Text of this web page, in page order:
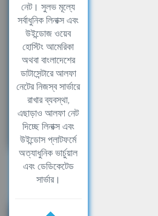
নেট। সুলভ মূল্যে
সর্বাধুনিক লিনাক্স এবং
উইন্ডোজ ওয়েব
হোস্টিং আমেরিকা
অথবা বাংলাদেশের
ডাটাসেন্টারে আলফা
নেটের নিজস্ব সার্ভারে
রাখার ব্যবস্থা,
এছাড়াও আলফা নেট
দিচ্ছে লিনাক্স এবং
উইন্ডোস প্লাটফর্মে
অত্যাধুনিক ভার্চুয়াল
এবং ডেডিকেটেড
সার্ভার।